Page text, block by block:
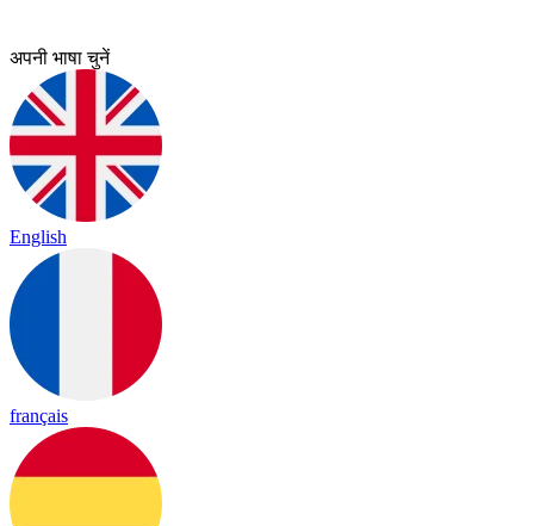
अपनी भाषा चुनें
English
français